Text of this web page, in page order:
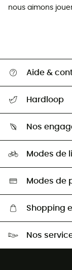
nous aimons
Aide &
Retour &
Guide des tailles
Seconde Main
Aide & Contact
Hardloop
HardGuides
Nos
Sélection éco-
Modes de
Modes de
Shopping
Nos